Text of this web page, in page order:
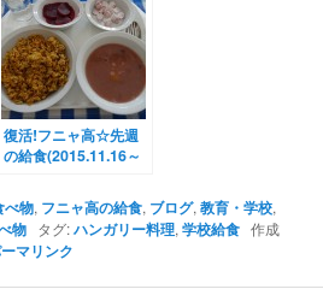
復活!フニャ高☆先週
の給食(2015.11.16～
べ物, フニャ高の給食, ブログ,教育・学校,
物 タグ:ハンガリー料理,学校給食 作成
マリンク